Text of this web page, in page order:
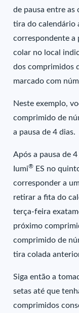
de pausa entre as
tira do calendário
correspondente a
colar no local
dos comprimidos
marcado com
Neste exemplo,
comprimido de
a pausa de 4 dias.
Após a pausa de
Iumi® ES no
corresponder a
retirar a fita do
terça-feira
próximo
comprimido de
tira colada
Siga então a
setas até que
comprimidos